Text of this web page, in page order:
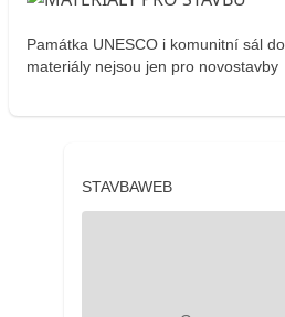
Památka UNESCO i komunitní sál
materiály nejsou jen pro novostavby
STAVBAWEB